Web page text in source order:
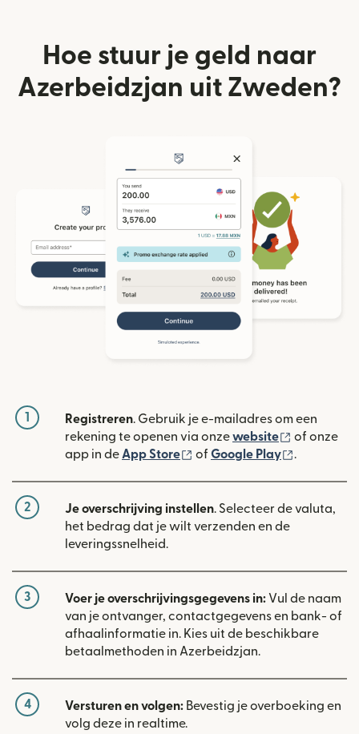
Hoe stuur je geld naar
Azerbeidzjan uit Zweden?
1 Registreren. Gebruik je e-mailadres om een
rekening te openen via onzewebsite (wordt
of onze
app in de App Store (wordt geopend in een
of Google Play .
2 Je overschrijving instellen. Selecteer de valuta,
het bedrag dat je wilt verzenden en de
leveringssnelheid.
3 Voer je overschrijvingsgegevens in: Vul de naam
van je ontvanger, contactgegevens en bank- of
afhaalinformatie in. Kies uit de beschikbare
betaalmethoden in Azerbeidzjan.
4 Versturen en volgen: Bevestig je overboeking en
volg deze in realtime.